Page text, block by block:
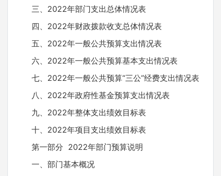
三、2022年部门支出总体情况表
四、2022年财政拨款收支总体情况表
五、2022年一般公共预算支出情况表
六、2022年一般公共预算基本支出情况表
七、2022年一般公共预算“三公”经费支出情况表
八、2022年政府性基金预算支出情况表
九、2022年整体支出绩效目标表
十、2022年项目支出绩效目标表
第一部分 2022年部门预算说明
一、部门基本概况